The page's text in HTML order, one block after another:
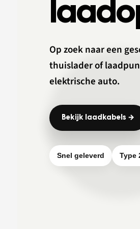
Op zoek naar een
thuislader of
elektrische auto.
Bekijk laadkabels →
Snel geleverd Type